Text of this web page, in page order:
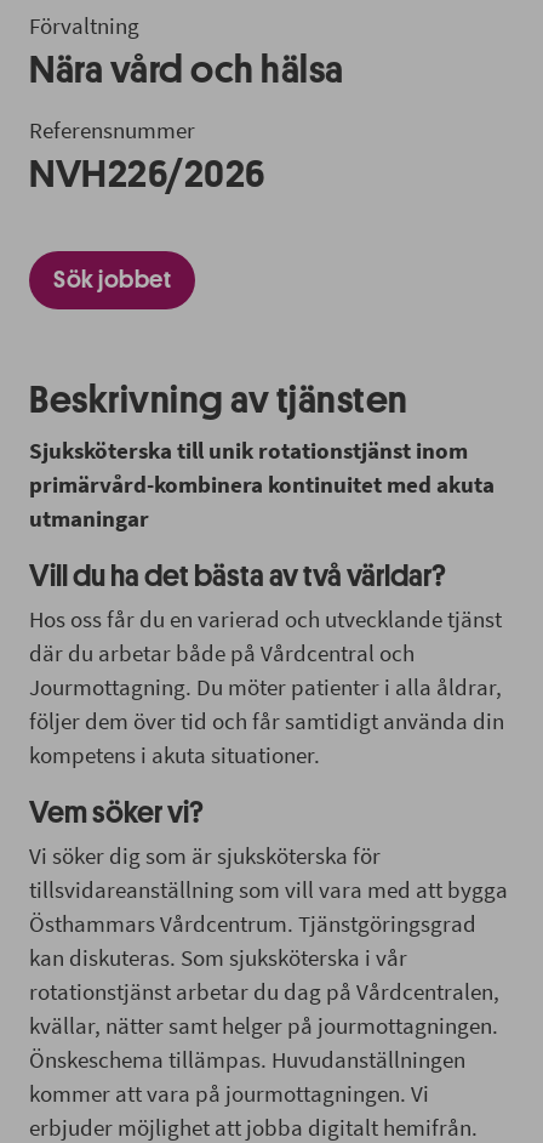
Förvaltning
Nära vård och hälsa
Referensnummer
NVH226/2026
Sök jobbet
Beskrivning av tjänsten
Sjuksköterska till unik rotationstjänst inom
primärvård-kombinera kontinuitet med akuta
utmaningar
Vill du ha det bästa av två världar?
Hos oss får du en varierad och utvecklande tjänst
där du arbetar både på Vårdcentral och
Jourmottagning. Du möter patienter i alla åldrar,
följer dem över tid och får samtidigt använda din
kompetens i akuta situationer.
Vem söker vi?
Vi söker dig som är sjuksköterska för
tillsvidareanställning som vill vara med att bygga
Östhammars Vårdcentrum. Tjänstgöringsgrad
kan diskuteras. Som sjuksköterska i vår
rotationstjänst arbetar du dag på Vårdcentralen,
kvällar, nätter samt helger på jourmottagningen.
Önskeschema tillämpas. Huvudanställningen
kommer att vara på jourmottagningen. Vi
erbjuder möjlighet att jobba digitalt hemifrån.